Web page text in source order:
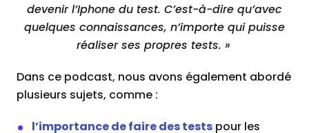
devenir l’Iphone du test. C’est-à-dire qu’avec
quelques connaissances, n’importe qui puisse
réaliser ses propres tests. »
Dans ce podcast, nous avons également abordé
plusieurs sujets, comme :
l’importance de faire des tests pour les